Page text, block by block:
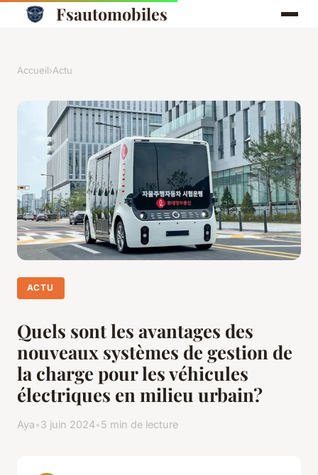
Fsautomobiles
Accueil›Actu
ACTU
Quels sont les avantages des
nouveaux systèmes de gestion de
la charge pour les véhicules
électriques en milieu urbain?
Aya•3 juin 2024•5 min de lecture